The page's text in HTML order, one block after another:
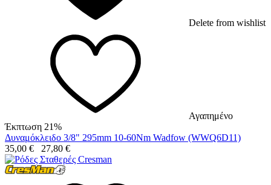
Delete from wishlist
Αγαπημένο
Έκπτωση 21%
Δυναμόκλειδο 3/8" 295mm 10-60Nm Wadfow (WWQ6D11)
35,00 € 27,80 €